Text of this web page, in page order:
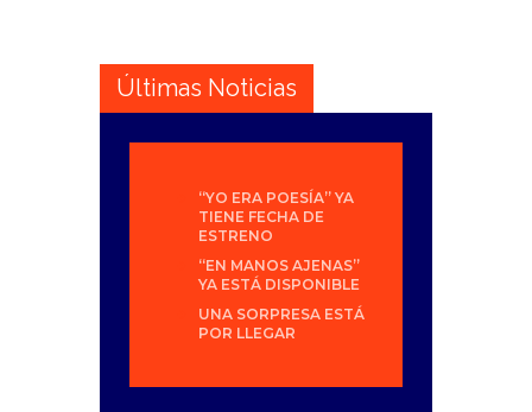
Últimas Noticias
“YO ERA POESÍA” YA
TIENE FECHA DE
ESTRENO
“EN MANOS AJENAS”
YA ESTÁ DISPONIBLE
UNA SORPRESA ESTÁ
POR LLEGAR